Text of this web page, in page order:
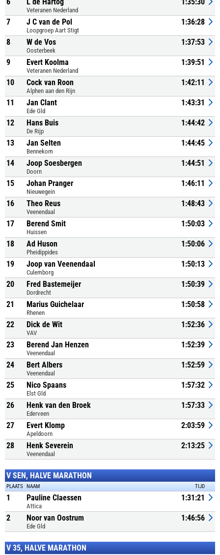
Veteranen Nederland
7 J C van de Pol
Loopgroep Aart Stigt
1:36:28
8 W de Vos
Oosterbeek
1:37:53
9 Evert Koolma
Veteranen Nederland
1:39:51
10 Cock van Roon
Alphen aan den Rijn
1:42:11
11 Jan Clant
Ede Gld
1:43:31
12 Hans Buis
De Rijp
1:44:42
13 Jan Selten
Bennekom
1:44:45
14 Joop Soesbergen
Doorn
1:44:51
15 Johan Pranger
Nieuwegein
1:46:11
16 Theo Reus
Veenendaal
1:48:43
17 Berend Smit
Huissen
1:50:03
18 Ad Huson
Pheidippides
1:50:06
19 Joop van Veenendaal
Culemborg
1:50:13
20 Fred Bastemeijer
Dordrecht
1:50:39
21 Marius Guichelaar
Rhenen
1:50:58
22 Dick de Wit
VAV
1:52:36
23 Berend Jan Henzen
Veenendaal
1:52:39
24 Bert Albers
Veenendaal
1:52:59
25 Nico Spaans
Elst Gld
1:57:32
26 Henk van den Broek
Ederveen
1:57:33
27 Evert Klomp
Apeldoorn
2:03:59
28 Henk Severein
Veenendaal
2:13:25
V SEN, HALVE MARATHON
PLAATS NAAM TIJD
1 Pauline Claessen
Attica
1:31:21
2 Noor van Oostrum
Ede Gld
1:46:56
V 35, HALVE MARATHON